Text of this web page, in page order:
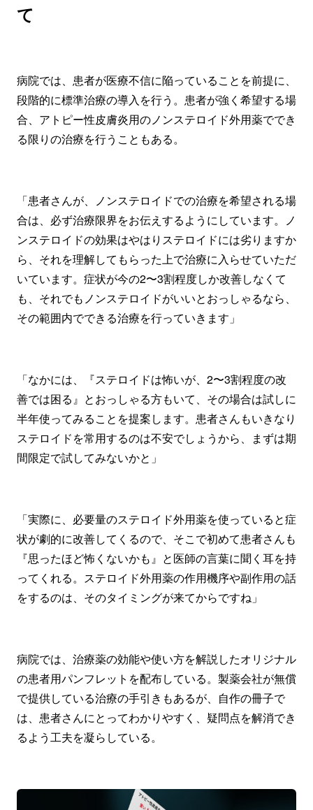
て
病院では、患者が医療不信に陥っていることを前提に、
段階的に標準治療の導入を行う。患者が強く希望する場
合、アトピー性皮膚炎用のノンステロイド外用薬ででき
る限りの治療を行うこともある。
「患者さんが、ノンステロイドでの治療を希望される場
合は、必ず治療限界をお伝えするようにしています。ノ
ンステロイドの効果はやはりステロイドには劣りますか
ら、それを理解してもらった上で治療に入らせていただ
いています。症状が今の2〜3割程度しか改善しなくて
も、それでもノンステロイドがいいとおっしゃるなら、
その範囲内でできる治療を行っていきます」
「なかには、『ステロイドは怖いが、2〜3割程度の改
善では困る』とおっしゃる方もいて、その場合は試しに
半年使ってみることを提案します。患者さんもいきなり
ステロイドを常用するのは不安でしょうから、まずは期
間限定で試してみないかと」
「実際に、必要量のステロイド外用薬を使っていると症
状が劇的に改善してくるので、そこで初めて患者さんも
『思ったほど怖くないかも』と医師の言葉に聞く耳を持
ってくれる。ステロイド外用薬の作用機序や副作用の話
をするのは、そのタイミングが来てからですね」
病院では、治療薬の効能や使い方を解説したオリジナル
の患者用パンフレットを配布している。製薬会社が無償
で提供している治療の手引きもあるが、自作の冊子で
は、患者さんにとってわかりやすく、疑問点を解消でき
るよう工夫を凝らしている。